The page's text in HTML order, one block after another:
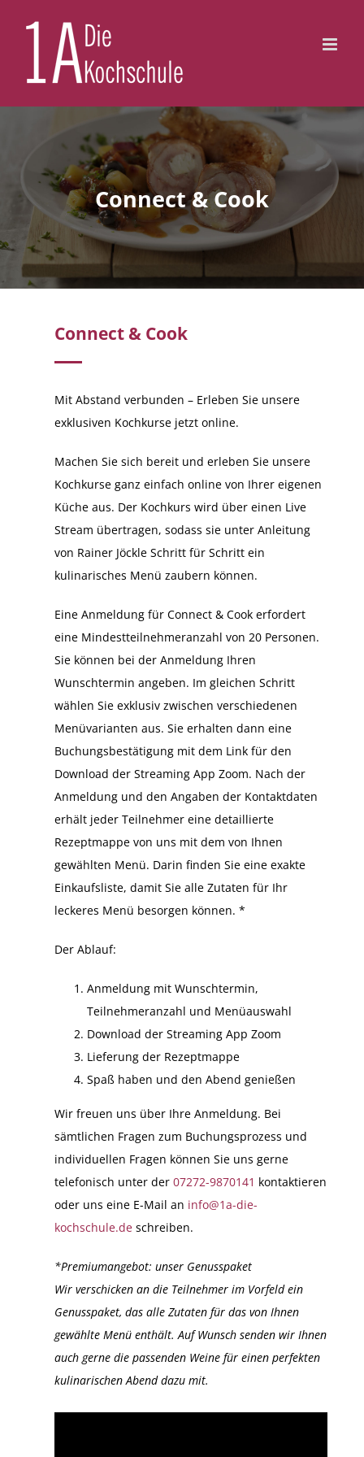
Inhalt
Connect & Cook
Connect & Cook
Mit Abstand verbunden – Erleben Sie unsere
exklusiven Kochkurse jetzt online.
Machen Sie sich bereit und erleben Sie unsere
Kochkurse ganz einfach online von Ihrer eigenen
Küche aus. Der Kochkurs wird über einen Live
Stream übertragen, sodass sie unter Anleitung
von Rainer Jöckle Schritt für Schritt ein
kulinarisches Menü zaubern können.
Eine Anmeldung für Connect & Cook erfordert
eine Mindestteilnehmeranzahl von 20 Personen.
Sie können bei der Anmeldung Ihren
Wunschtermin angeben. Im gleichen Schritt
wählen Sie exklusiv zwischen verschiedenen
Menüvarianten aus. Sie erhalten dann eine
Buchungsbestätigung mit dem Link für den
Download der Streaming App Zoom. Nach der
Anmeldung und den Angaben der Kontaktdaten
erhält jeder Teilnehmer eine detaillierte
Rezeptmappe von uns mit dem von Ihnen
gewählten Menü. Darin finden Sie eine exakte
Einkaufsliste, damit Sie alle Zutaten für Ihr
leckeres Menü besorgen können. *
Der Ablauf:
Anmeldung mit Wunschtermin,
Teilnehmeranzahl und Menüauswahl
Download der Streaming App Zoom
Lieferung der Rezeptmappe
Spaß haben und den Abend genießen
Wir freuen uns über Ihre Anmeldung. Bei
sämtlichen Fragen zum Buchungsprozess und
individuellen Fragen können Sie uns gerne
telefonisch unter der07272-9870141 kontaktieren
oder uns eine E-Mail an info@1a-die-
kochschule.de schreiben.
*Premiumangebot: unser Genusspaket
Wir verschicken an die Teilnehmer im Vorfeld ein
Genusspaket, das alle Zutaten für das von Ihnen
gewählte Menü enthält. Auf Wunsch senden wir Ihnen
auch gerne die passenden Weine für einen perfekten
kulinarischen Abend dazu mit.